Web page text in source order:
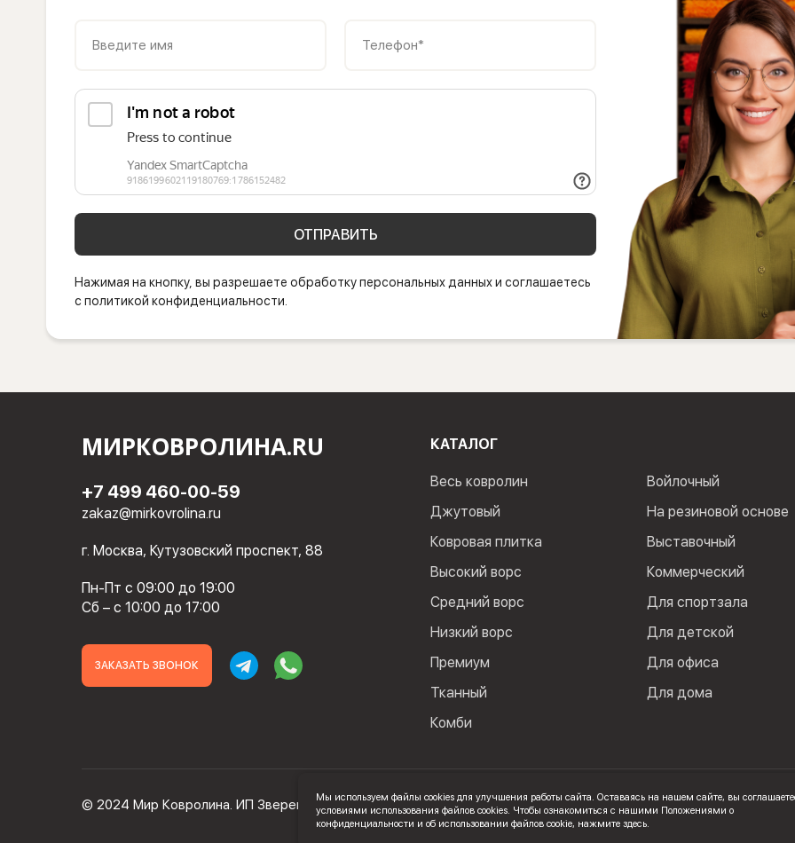
Введите имя Телефон*
ОТПРАВИТЬ
Нажимая на кнопку, вы разрешаете обработку персональных данных и соглашаетесь
с политикой конфиденциальности.
МИРКОВРОЛИНА.RU
+7 499 460-00-59
zakaz@mirkovrolina.ru
г. Москва, Кутузовский проспект, 88
Пн-Пт с 09:00 до 19:00
Сб – с 10:00 до 17:00
ЗАКАЗАТЬ ЗВОНОК
КАТАЛОГ
Весь ковролин
Джутовый
Ковровая плитка
Высокий ворс
Средний ворс
Низкий ворс
Премиум
Тканный
Комби
Войлочный
На резиновой основе
Выставочный
Коммерческий
Для спортзала
Для детской
Для офиса
Для дома
© 2024 Мир Ковролина. ИП Зверев Максим Ильич. ИНН: 100502600325
Мы используем файлы cookies для улучшения работы сайта. Оставаясь на нашем сайте, вы
условиями использования файлов cookies. Чтобы ознакомиться с нашими Положениями о
конфиденциальности и об использовании файлов cookie, нажмите здесь.